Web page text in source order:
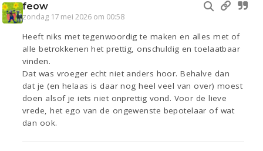
feow
zondag 17 mei 2026 om 00:58
Heeft niks met tegenwoordig te maken en alles met of
alle betrokkenen het prettig, onschuldig en toelaatbaar
vinden.
Dat was vroeger echt niet anders hoor. Behalve dan
dat je (en helaas is daar nog heel veel van over) moest
doen alsof je iets niet onprettig vond. Voor de lieve
vrede, het ego van de ongewenste bepotelaar of wat
dan ook.